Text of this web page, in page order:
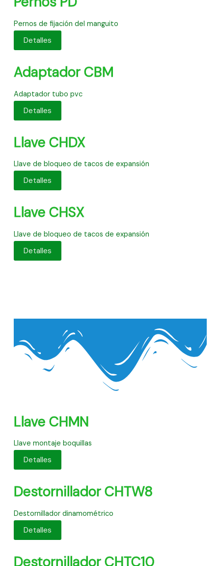
Pernos de fijación del manguito
Detalles
Adaptador CBM
Adaptador tubo pvc
Detalles
Llave CHDX
Llave de bloqueo de tacos de expansión
Detalles
Llave CHSX
Llave de bloqueo de tacos de expansión
Detalles
Llave CHMN
Llave montaje boquillas
Detalles
Destornillador CHTW8
Destornillador dinamométrico
Detalles
Destornillador CHTC10